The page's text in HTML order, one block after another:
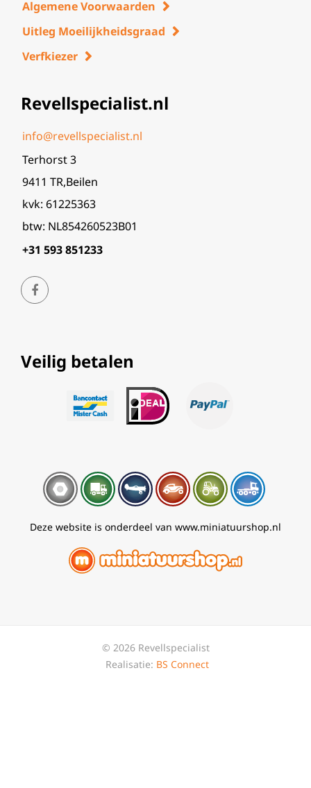
Algemene Voorwaarden
Uitleg Moeilijkheidsgraad
Verfkiezer
Revellspecialist.nl
info@revellspecialist.nl
Terhorst 3
9411 TR,Beilen
kvk: 61225363
btw: NL854260523B01
+31 593 851233
Veilig betalen
Deze website is onderdeel van www.miniatuurshop.nl
© 2026 Revellspecialist
Realisatie: BS Connect